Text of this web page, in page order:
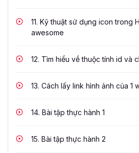
11. Kỹ thuật sử dụng icon trong
awesome
12. Tìm hiểu về thuộc tính id và
13. Cách lấy link hình ảnh của 1
14. Bài tập thực hành 1
15. Bài tập thực hành 2